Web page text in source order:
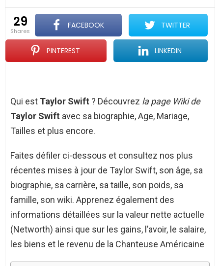
29
shares
FACEBOOK TWITTER
PINTEREST LINKEDIN
Qui est Taylor Swift ? Découvrez la page Wiki de
Taylor Swift avec sa biographie, Age, Mariage,
Tailles et plus encore.
Faites défiler ci-dessous et consultez nos plus
récentes mises à jour de Taylor Swift, son âge, sa
biographie, sa carrière, sa taille, son poids, sa
famille, son wiki. Apprenez également des
informations détaillées sur la valeur nette actuelle
(Networth) ainsi que sur les gains, l’avoir, le salaire,
les biens et le revenu de la Chanteuse Américaine